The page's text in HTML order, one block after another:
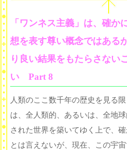
「ワンネス主義」は、確か
想を表す尊い概念ではある
り良い結果をもたらさない
い Part 8
人類のここ数千年の歴史を見る
は、全人類的、あるいは、全地
された世界を築いてゆく上で、
とは言えないが、現在、この宇